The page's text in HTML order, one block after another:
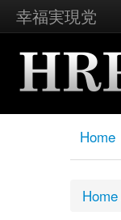
幸福実現党
Home
Home